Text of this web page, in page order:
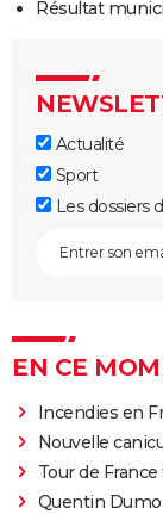
Résultat
Actualité
Sport
Les dossiers
EN CE
Incendies en
Nouvelle
Tour de
Quentin